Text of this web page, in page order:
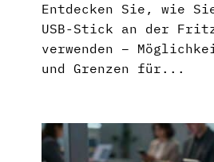
Entdecken Sie, wie
USB-Stick an der
verwenden –
und Grenzen für...